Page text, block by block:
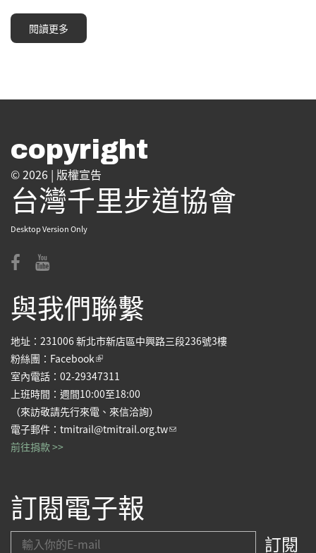
閱讀更多
copyright
© 2026 | 版權宣告
台灣千里步道協會
Desktop Version Only
與我們聯繫
地址：231006 新北市新店區中興路三段236號3樓
粉絲團： Facebook(link is external)
室內電話：02-29347311
上班時間：週間10:00至18:00
（來訪敬請先行來電、來信洽詢）
電子郵件： tmitrail@tmitrail.org.tw(link sends e-mail)
前往捐款 >>
訂閱電子報